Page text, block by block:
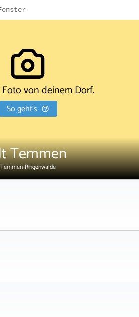
von deinem Dorf.
So geht's
Temmen
Temmen-Ringenwalde